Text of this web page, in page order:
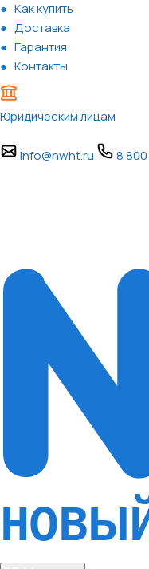
Как купить
Доставка
Гарантия
Контакты
Юридическим лицам
info@nwht.ru 8